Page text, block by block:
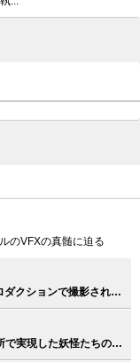
のVFXの真髄に迫る
インカメラVFX（LEDウォール）のバーチャルプロダクションで撮影された意欲作、Vaundy『泣き地蔵』MV
リモートワークへの対応に苦慮しながらも適材適所で実現した妖怪たちのVFX、映画『妖怪大戦争 ガーディアンズ』